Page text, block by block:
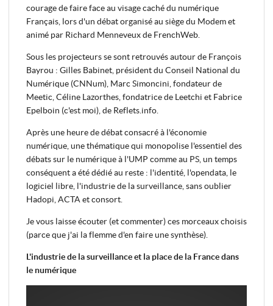
courage de faire face au visage caché du numérique
Français, lors d'un débat organisé au siège du Modem et
animé par Richard Menneveux de FrenchWeb.
Sous les projecteurs se sont retrouvés autour de François
Bayrou : Gilles Babinet, président du Conseil National du
Numérique (CNNum), Marc Simoncini, fondateur de
Meetic, Céline Lazorthes, fondatrice de Leetchi et Fabrice
Epelboin (c'est moi), de Reflets.info.
Après une heure de débat consacré à l'économie
numérique, une thématique qui monopolise l'essentiel des
débats sur le numérique à l'UMP comme au PS, un temps
conséquent a été dédié au reste : l'identité, l'opendata, le
logiciel libre, l'industrie de la surveillance, sans oublier
Hadopi, ACTA et consort.
Je vous laisse écouter (et commenter) ces morceaux choisis
(parce que j'ai la flemme d'en faire une synthèse).
L'industrie de la surveillance et la place de la France dans
le numérique